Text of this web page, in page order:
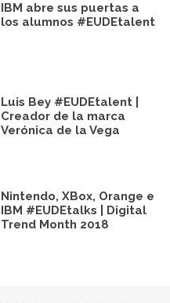
IBM abre sus puertas a
los alumnos #EUDEtalent
Luis Bey #EUDEtalent |
Creador de la marca
Verónica de la Vega
Nintendo, XBox, Orange e
IBM #EUDEtalks | Digital
Trend Month 2018